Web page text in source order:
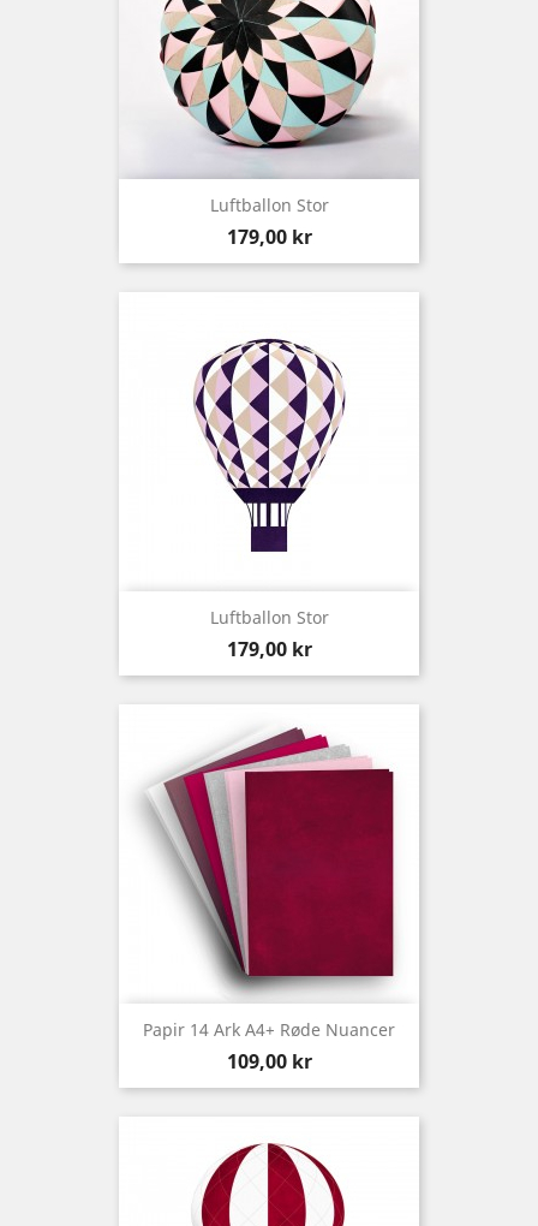
Luftballon Stor
Preis
179,00 kr
Luftballon Stor
Preis
179,00 kr
Papir 14 Ark A4+ Røde Nuancer
Preis
109,00 kr